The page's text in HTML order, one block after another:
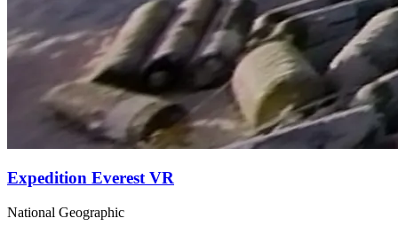
Expedition Everest VR
National Geographic